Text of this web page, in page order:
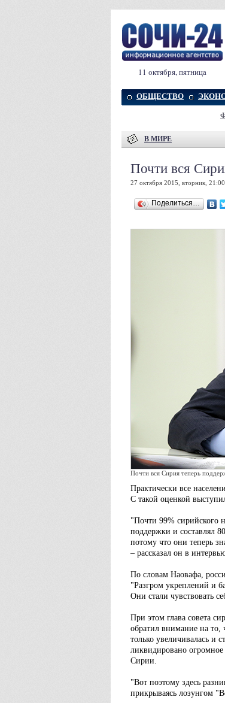
11 октября, пятница
ОБЩЕСТВО
В МИРЕ
Почти вся
27 октября 2015, вторник,
Поделиться…
Почти вся Сирия теперь
Практически все
С такой оценкой
"Почти 99% сирийского
поддержки и составлял
потому что они теперь
– рассказал он в
По словам Наовафа,
"Разгром укреплений и
Они стали чувствовать
При этом глава совета
обратил внимание на
только увеличивалась и
ликвидировано
Сирии.
"Вот поэтому здесь
прикрываясь лозунгом